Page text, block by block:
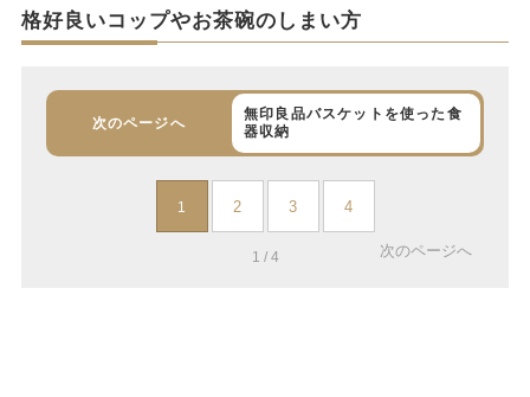
格好良いコップやお茶碗のしまい方
次のページへ
無印良品バスケットを使った食
器収納
1 2 3 4
1 / 4 次のページへ